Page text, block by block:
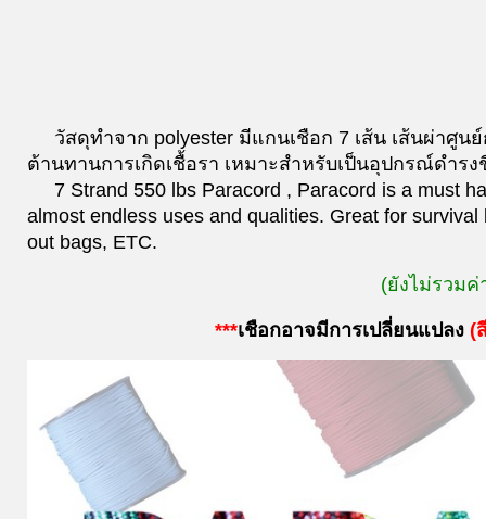
วัสดุทำจาก polyester มีแกนเชือก 7 เส้น เส้นผ่าศูน
ต้านทานการเกิดเชื้อรา เหมาะสำหรับเป็นอุปกรณ์ดำร
7 Strand 550 lbs Paracord , Paracord is a must
almost endless uses and qualities. Great for
out bags, ETC.
(ยังไม่รวมค่
***เชือกอาจมีการเปลี่ยนแปลง (